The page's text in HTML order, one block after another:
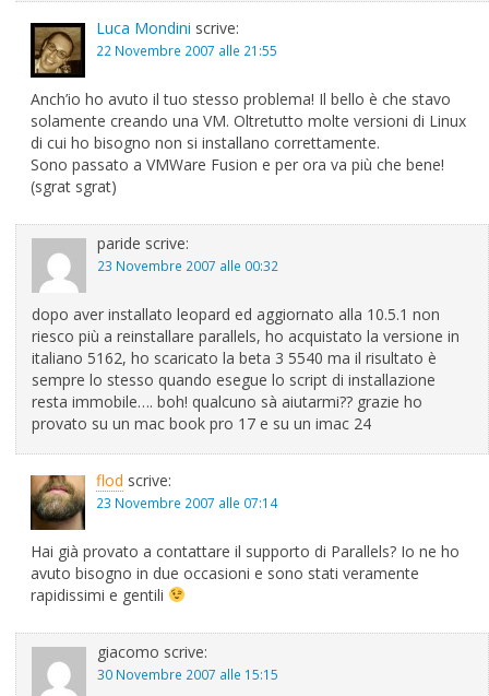
Luca Mondini scrive:
22 Novembre 2007 alle 21:55
Anch’io ho avuto il tuo stesso problema! Il bello è che stavo
solamente creando una VM. Oltretutto molte versioni di Linux
di cui ho bisogno non si installano correttamente.
Sono passato a VMWare Fusion e per ora va più che bene!
(sgrat sgrat)
paride scrive:
23 Novembre 2007 alle 00:32
dopo aver installato leopard ed aggiornato alla 10.5.1 non
riesco più a reinstallare parallels, ho acquistato la versione in
italiano 5162, ho scaricato la beta 3 5540 ma il risultato è
sempre lo stesso quando esegue lo script di installazione
resta immobile…. boh! qualcuno sà aiutarmi?? grazie ho
provato su un mac book pro 17 e su un imac 24
flod scrive:
23 Novembre 2007 alle 07:14
Hai già provato a contattare il supporto di Parallels? Io ne ho
avuto bisogno in due occasioni e sono stati veramente
rapidissimi e gentili
giacomo scrive:
30 Novembre 2007 alle 15:15